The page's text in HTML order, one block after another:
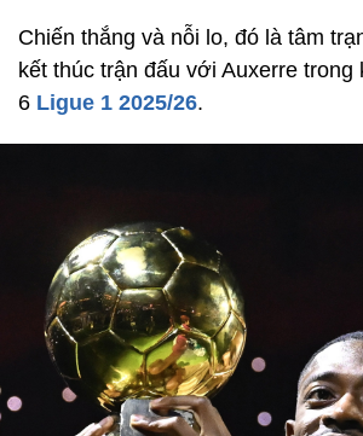
Chiến thắng và nỗi lo, đó là tâm
kết thúc trận đấu với Auxerre trong
6 Ligue 1 2025/26.